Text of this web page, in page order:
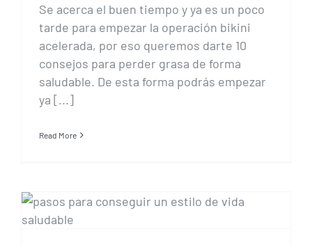
Se acerca el buen tiempo y ya es un poco
tarde para empezar la operación bikini
acelerada, por eso queremos darte 10
consejos para perder grasa de forma
saludable. De esta forma podrás empezar
ya [...]
Read More
un estilo de vida
saludable que debes